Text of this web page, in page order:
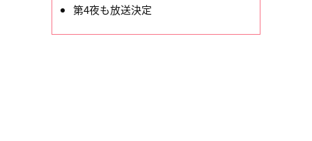
第4夜も放送決定